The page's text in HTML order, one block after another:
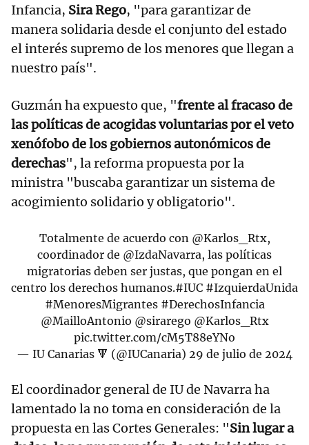
Infancia, Sira Rego, "para garantizar de
manera solidaria desde el conjunto del estado
el interés supremo de los menores que llegan a
nuestro país".
Guzmán ha expuesto que, "frente al fracaso de
las políticas de acogidas voluntarias por el veto
xenófobo de los gobiernos autonómicos de
derechas", la reforma propuesta por la
ministra "buscaba garantizar un sistema de
acogimiento solidario y obligatorio".
Totalmente de acuerdo con @Karlos_Rtx,
coordinador de @IzdaNavarra, las políticas
migratorias deben ser justas, que pongan en el
centro los derechos humanos.#IUC #IzquierdaUnida
#MenoresMigrantes #DerechosInfancia
@MailloAntonio @sirarego @Karlos_Rtx
pic.twitter.com/cM5T88eYNo
— IU Canarias 🔻 (@IUCanaria) 29 de julio de 2024
El coordinador general de IU de Navarra ha
lamentado la no toma en consideración de la
propuesta en las Cortes Generales: "Sin lugar a